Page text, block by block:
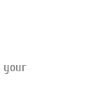
your